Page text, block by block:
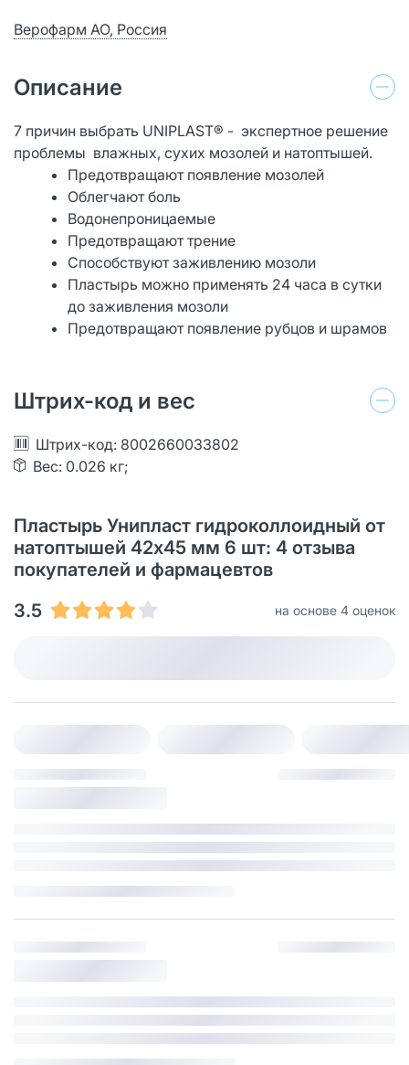
Верофарм АО, Россия
Описание
7 причин выбрать UNIPLAST® - экспертное решение
проблемы влажных, сухих мозолей и натоптышей.
Предотвращают появление мозолей
Облегчают боль
Водонепроницаемые
Предотвращают трение
Способствуют заживлению мозоли
Пластырь можно применять 24 часа в сутки
до заживления мозоли
Предотвращают появление рубцов и шрамов
Штрих-код и вес
Штрих-код: 8002660033802
Вес: 0.026 кг;
Пластырь Унипласт гидроколлоидный от
натоптышей 42х45 мм 6 шт: 4 отзыва
покупателей и фармацевтов
3.5
на основе 4 оценок